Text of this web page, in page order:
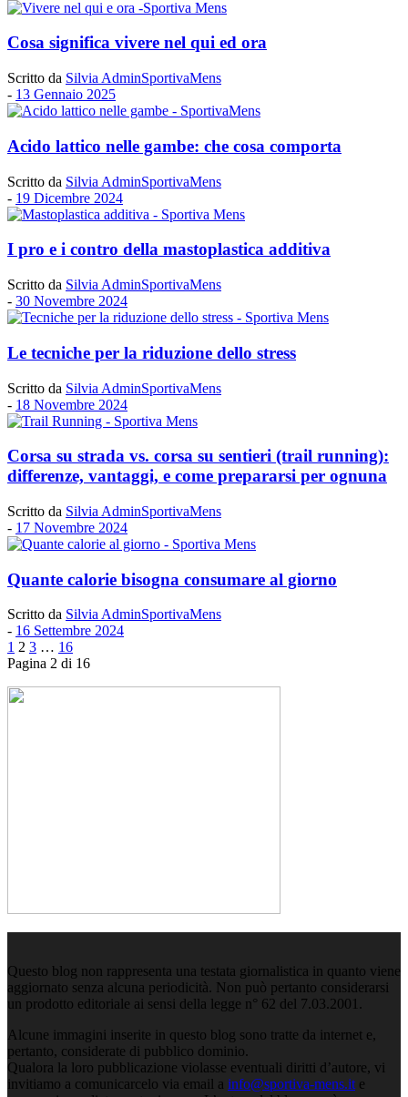
Cosa significa vivere nel qui ed ora
Scritto da Silvia AdminSportivaMens
- 13 Gennaio 2025
Acido lattico nelle gambe: che cosa comporta
Scritto da Silvia AdminSportivaMens
- 19 Dicembre 2024
I pro e i contro della mastoplastica additiva
Scritto da Silvia AdminSportivaMens
- 30 Novembre 2024
Le tecniche per la riduzione dello stress
Scritto da Silvia AdminSportivaMens
- 18 Novembre 2024
Corsa su strada vs. corsa su sentieri (trail running):
differenze, vantaggi, e come prepararsi per ognuna
Scritto da Silvia AdminSportivaMens
- 17 Novembre 2024
Quante calorie bisogna consumare al giorno
Scritto da Silvia AdminSportivaMens
- 16 Settembre 2024
1 2 3 … 16
Pagina 2 di 16
Questo blog non rappresenta una testata giornalistica in quanto viene
aggiornato senza alcuna periodicità. Non può pertanto considerarsi
un prodotto editoriale ai sensi della legge n° 62 del 7.03.2001.
Alcune immagini inserite in questo blog sono tratte da internet e,
pertanto, considerate di pubblico dominio.
Qualora la loro pubblicazione violasse eventuali diritti d’autore, vi
invitiamo a comunicarcelo via email a info@sportiva-mens.it e